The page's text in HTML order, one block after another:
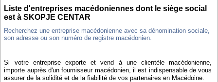
Liste d'entreprises macédoniennes dont le siège social
est à SKOPJE CENTAR
Recherchez une entreprise macédonienne avec sa dénomination sociale,
son adresse ou son numéro de registre macédonien.
Si votre entreprise exporte et vend à une clientèle macédonienne,
importe auprès d'un fournisseur macédonien, il est indispensable de vous
assurer de la solidité et de la fiabilité de vos partenaires en Macédoine.